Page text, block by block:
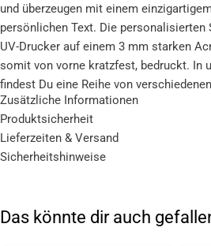
und überzeugen mit einem
persönlichen Text. Die
UV-Drucker auf einem 3 mm starken
somit von vorne kratzfest, bedruckt. In
findest Du eine Reihe von
von Dir entdeckt und personalisiert zu
elegant, mit schönen Motiven oder
haben für jeden Geschmack etwas
sogar eigene Bilder oder Designs
eignen sich darüber hinaus auch
Zusätzliche Informationen
Produktsicherheit
Lieferzeiten & Versand
Sicherheitshinweise
Das könnte dir auch